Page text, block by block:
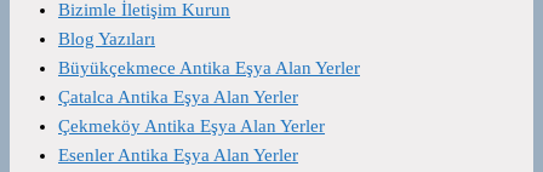
Bizimle İletişim Kurun
Blog Yazıları
Büyükçekmece Antika Eşya Alan Yerler
Çatalca Antika Eşya Alan Yerler
Çekmeköy Antika Eşya Alan Yerler
Esenler Antika Eşya Alan Yerler